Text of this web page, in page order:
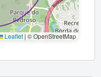
Leaflet | © OpenStreetMap